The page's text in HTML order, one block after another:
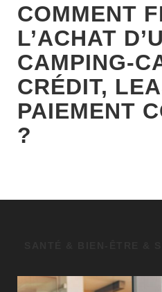
COMMENT
L’ACHAT
CAMPING-
CRÉDIT,
PAIEMENT
?